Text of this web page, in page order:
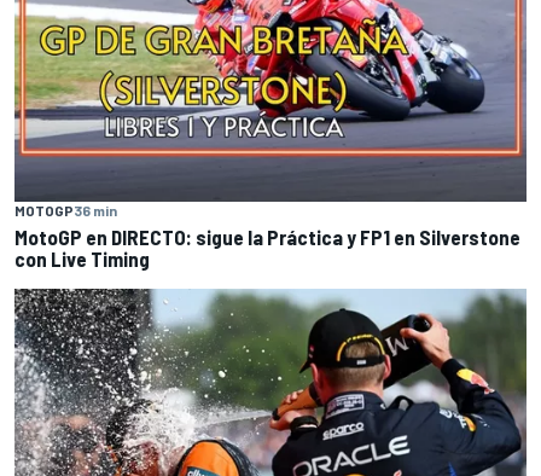
MOTOGP36 min
MotoGP en DIRECTO: sigue la Práctica y FP1 en Silverstone
con Live Timing